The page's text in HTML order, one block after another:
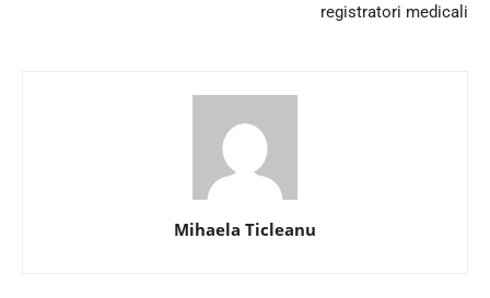
registratori medicali
Mihaela Ticleanu